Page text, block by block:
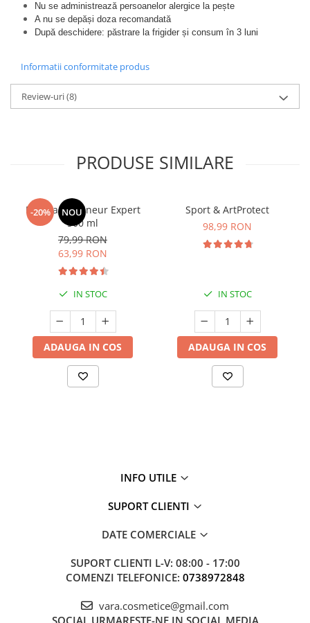
Nu se administrează persoanelor alergice la pește
A nu se depăși doza recomandată
După deschidere: păstrare la frigider și consum în 3 luni
Informatii conformitate produs
Review-uri(8)
PRODUSE SIMILARE
-20% NOU
Manhaē Draineur Expert
500 ml
79,99 RON
63,99 RON
IN STOC
ADAUGA IN COS
Sport & ArtProtect
98,99 RON
IN STOC
ADAUGA IN COS
INFO UTILE
SUPORT CLIENTI
DATE COMERCIALE
SUPORT CLIENTI L-V: 08:00 - 17:00
COMENZI TELEFONICE: 0738972848
vara.cosmetice@gmail.com
SOCIAL URMARESTE-NE IN SOCIAL MEDIA